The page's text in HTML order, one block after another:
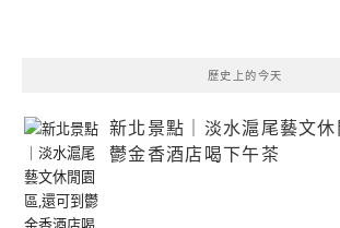
歷史上的今天
新北景點｜淡水滬尾藝文
鬱金香酒店喝下午茶